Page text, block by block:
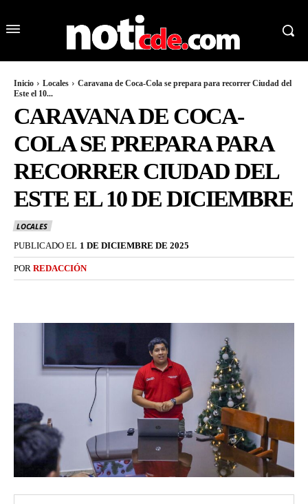
Inicio Locales
Caravana de Coca-Cola se prepara para recorrer Ciudad del
Este el 10...
CARAVANA DE COCA-
COLA SE PREPARA PARA
RECORRER CIUDAD DEL
ESTE EL 10 DE DICIEMBRE
LOCALES
PUBLICADO EL 1 DE DICIEMBRE DE 2025
POR REDACCIÓN